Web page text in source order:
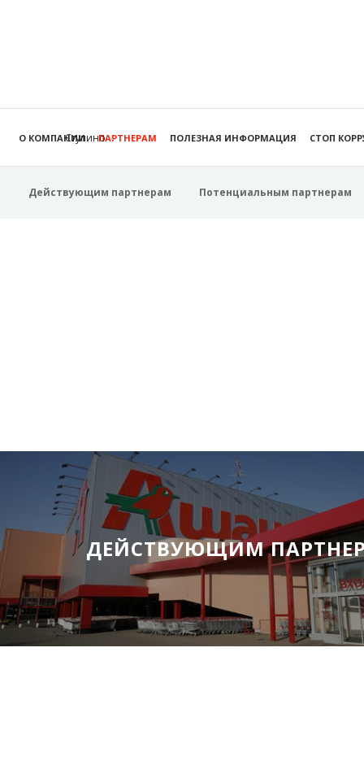
Ступино
О КОМПАНИИ ПАРТНЕРАМ ПОЛЕЗНАЯ ИНФОРМАЦИЯ СТОП
Действующим партнерам Потенциальным партнерам
ДЕЙСТВУЮЩИМ